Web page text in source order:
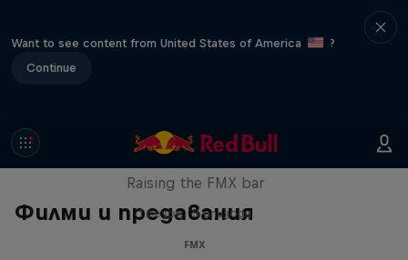
Want to see content from United States of America
?
Continue
Филми и предавания
Luc Ackermann: FMX Unloaded
Raising the FMX bar
1 сезон · 5 епизоди
FMX